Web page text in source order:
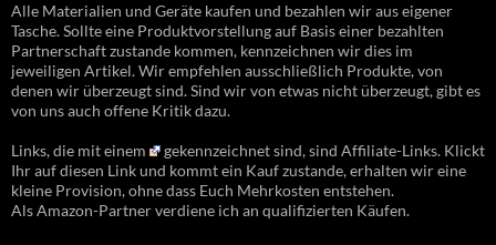
Alle Materialien und Geräte kaufen und bezahlen wir aus eigener
Tasche. Sollte eine Produktvorstellung auf Basis einer bezahlten
Partnerschaft zustande kommen, kennzeichnen wir dies im
jeweiligen Artikel. Wir empfehlen ausschließlich Produkte, von
denen wir überzeugt sind. Sind wir von etwas nicht überzeugt, gibt es
von uns auch offene Kritik dazu.
Links, die mit einem
gekennzeichnet sind, sind Affiliate-Links. Klickt
Ihr auf diesen Link und kommt ein Kauf zustande, erhalten wir eine
kleine Provision, ohne dass Euch Mehrkosten entstehen.
Als Amazon-Partner verdiene ich an qualifizierten Käufen.